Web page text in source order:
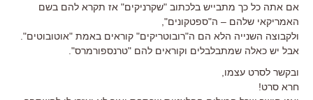
אם אתה כל כך מתבייש בלכתוב "שקרניקים" אז תקרא להם בשם
האמריקאי שלהם – ה"ספטקונים",
ולקבוצה השנייה הלא הם ה"רובוטריקים" קוראים באמת "אוטובוטים".
אבל יש כאלה שמתבלבלים וקוראים להם "טרנספורמרס".
ובקשר לסרט עצמו,
חרא סרט!